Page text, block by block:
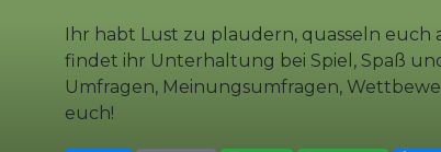
Ihr habt Lust zu plaudern, quasseln euch
findet ihr Unterhaltung bei Spiel, Spaß
Umfragen, Meinungsumfragen,
euch!